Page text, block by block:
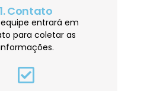
1. Contato
equipe entrará em
para coletar as